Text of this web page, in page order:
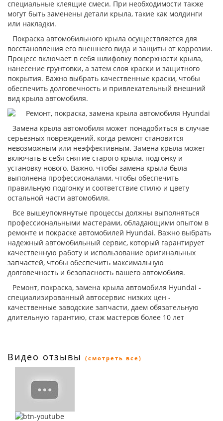
специальные клеящие смеси. При необходимости также
могут быть заменены детали крыла, такие как молдинги
или накладки.
Покраска автомобильного крыла осуществляется для
восстановления его внешнего вида и защиты от коррозии.
Процесс включает в себя шлифовку поверхности крыла,
нанесение грунтовки, а затем слоя краски и защитного
покрытия. Важно выбрать качественные краски, чтобы
обеспечить долговечность и привлекательный внешний
вид крыла автомобиля.
Замена крыла автомобиля может понадобиться в случае
серьезных повреждений, когда ремонт становится
невозможным или неэффективным. Замена крыла может
включать в себя снятие старого крыла, подгонку и
установку нового. Важно, чтобы замена крыла была
выполнена профессионалами, чтобы обеспечить
правильную подгонку и соответствие стилю и цвету
остальной части автомобиля.
Все вышеупомянутые процессы должны выполняться
профессиональными мастерами, обладающими опытом в
ремонте и покраске автомобилей Hyundai. Важно выбрать
надежный автомобильный сервис, который гарантирует
качественную работу и использование оригинальных
запчастей, чтобы обеспечить максимальную
долговечность и безопасность вашего автомобиля.
Ремонт, покраска, замена крыла автомобиля Hyundai -
специализированный автосервис низких цен -
качественные заводские запчасти, даем обязательную
длительную гарантию, стаж мастеров более 10 лет
Видео отзывы (смотреть все)